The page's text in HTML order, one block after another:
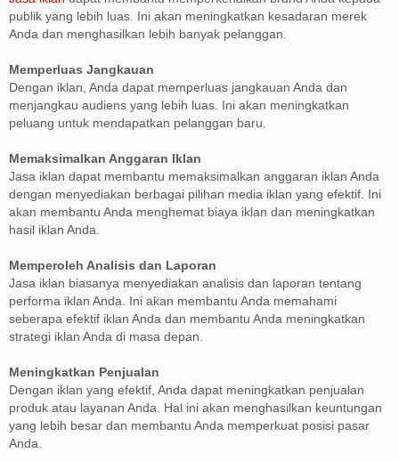
publik yang lebih luas. Ini akan meningkatkan kesadaran merek
Anda dan menghasilkan lebih banyak pelanggan.
Memperluas Jangkauan
Dengan iklan, Anda dapat memperluas jangkauan Anda dan
menjangkau audiens yang lebih luas. Ini akan meningkatkan
peluang untuk mendapatkan pelanggan baru.
Memaksimalkan Anggaran Iklan
Jasa iklan dapat membantu memaksimalkan anggaran iklan Anda
dengan menyediakan berbagai pilihan media iklan yang efektif. Ini
akan membantu Anda menghemat biaya iklan dan meningkatkan
hasil iklan Anda.
Memperoleh Analisis dan Laporan
Jasa iklan biasanya menyediakan analisis dan laporan tentang
performa iklan Anda. Ini akan membantu Anda memahami
seberapa efektif iklan Anda dan membantu Anda meningkatkan
strategi iklan Anda di masa depan.
Meningkatkan Penjualan
Dengan iklan yang efektif, Anda dapat meningkatkan penjualan
produk atau layanan Anda. Hal ini akan menghasilkan keuntungan
yang lebih besar dan membantu Anda memperkuat posisi pasar
Anda.